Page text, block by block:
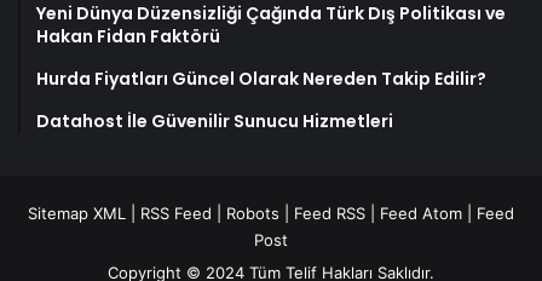
Yeni Dünya Düzensizliği Çağında Türk Dış Politikası ve
Hakan Fidan Faktörü
Hurda Fiyatları Güncel Olarak Nereden Takip Edilir?
Datahost İle Güvenilir Sunucu Hizmetleri
Sitemap XML RSS Feed Robots Feed RSS Feed Atom
Feed
Post
Copyright © 2024 Tüm Telif Hakları Saklıdır.